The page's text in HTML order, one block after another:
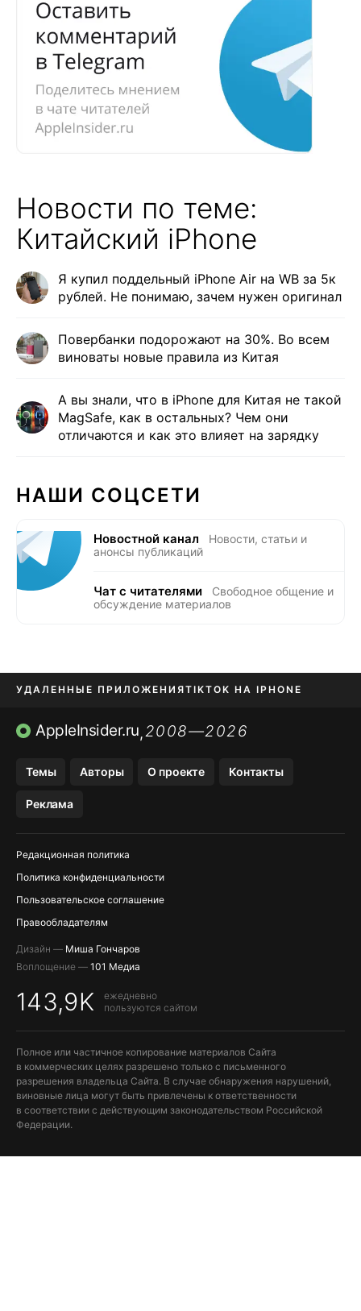
Новости по теме:
Китайский iPhone
Я купил поддельный iPhone Air на WB за 5к
рублей. Не понимаю, зачем нужен оригинал
Повербанки подорожают на 30%. Во всем
виноваты новые правила из Китая
А вы знали, что в iPhone для Китая не такой
MagSafe, как в остальных? Чем они
отличаются и как это влияет на зарядку
НАШИ СОЦСЕТИ
Новостной канал
Новости, статьи и
анонсы публикаций
Чат с читателями
Свободное общение и
обсуждение материалов
УДАЛЕННЫЕ ПРИЛОЖЕНИЯTIKTOK НА IPHONE
ПРИЛОЖЕНИЯ БЕЗ APP STORE
AppleInsider.ru,2008—2026
Темы Авторы О проекте Контакты
Реклама
Редакционная политика
Политика конфиденциальности
Пользовательское соглашение
Правообладателям
Дизайн — Миша Гончаров
Воплощение — 101 Медиа
143,9K
ежедневно
пользуются сайтом
Полное или частичное копирование материалов Сайта
в коммерческих целях разрешено только с письменного
разрешения владельца Сайта. В случае обнаружения нарушений,
виновные лица могут быть привлечены к ответственности
в соответствии с действующим законодательством Российской
Федерации.